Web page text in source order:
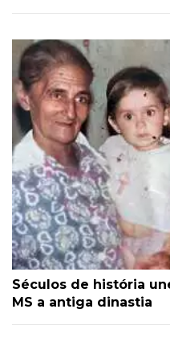
Séculos de história
MS a antiga dinastia